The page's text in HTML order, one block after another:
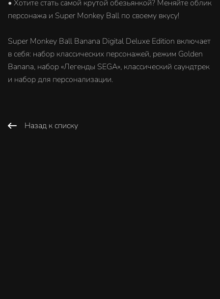
• Хотите стать самой крутой обезьянкой? Меняйте облик
персонажа и Super Monkey Ball по своему вкусу!
Super Monkey Ball Banana Digital Deluxe Edition включает
в себя: набор классических персонажей, режим Golden
Banana, набор «Легенды SEGA», классический саундтрек
и набор для персонализации.
Назад к списку